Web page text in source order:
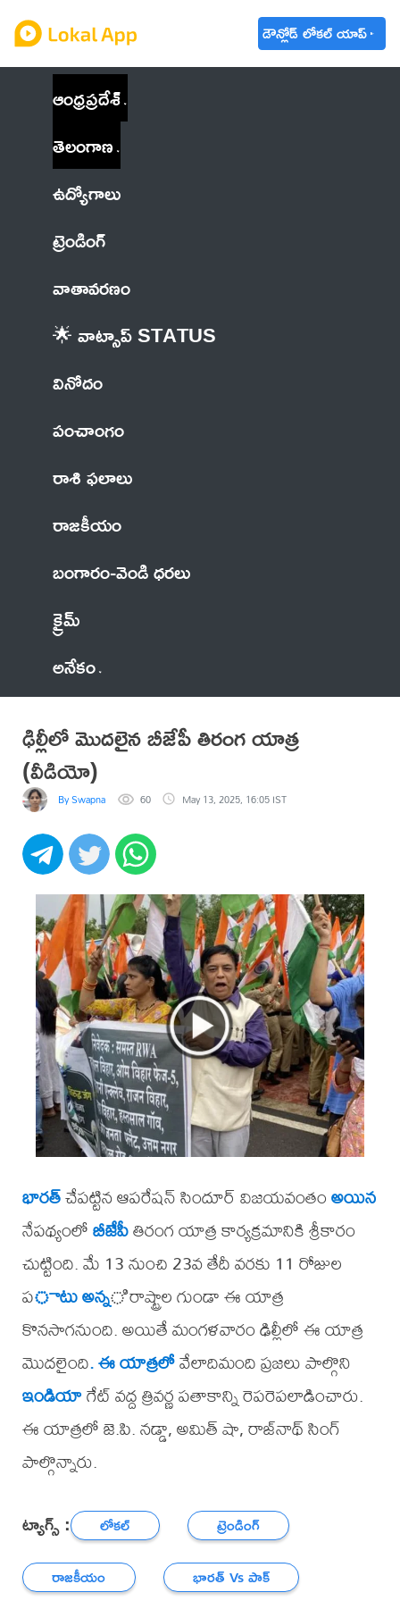
డౌన్లోడ్ లోకల్ యాప్
ఆంధ్రప్రదేశ్
తెలంగాణ
ఉద్యోగాలు
ట్రెండింగ్
వాతావరణం
🌟 వాట్సాప్ STATUS
వినోదం
పంచాంగం
రాశి ఫలాలు
రాజకీయం
బంగారం-వెండి ధరలు
క్రైమ్
అనేకం
ఢిల్లీలో మొదలైన బీజేపీ తిరంగ యాత్ర
(వీడియో)
By Swapna 60 May 13, 2025, 16:05 IST
భారత్చేపట్టిన ఆపరేషన్ సిందూర్ విజయవంతంఅయిన
నేపథ్యంలోబీజేపీతిరంగ యాత్ర కార్యక్రమానికి శ్రీకారం
చుట్టింది. మే 13 నుంచి 23వ తేదీ వరకు 11 రోజుల
పాటు అన్ని రాష్ట్రాల గుండా ఈ యాత్ర
కొనసాగనుంది. అయితే మంగళవారం ఢిల్లీలో ఈ యాత్ర
మొదలైంది. ఈ యాత్రలోవేలాదిమంది ప్రజలు పాల్గొని
ఇండియాగేట్ వద్ద త్రివర్ణ పతాకాన్ని రెపరెపలాడించారు.
ఈ యాత్రలో జె.పి. నడ్డా, అమిత్ షా, రాజ్‌నాథ్ సింగ్
పాల్గొన్నారు.
ట్యాగ్స్ : లోకల్
ట్రెండింగ్
రాజకీయం
భారత్ Vs పాక్